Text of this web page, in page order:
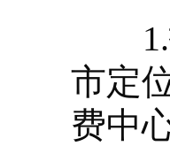
1.打
市定
费中